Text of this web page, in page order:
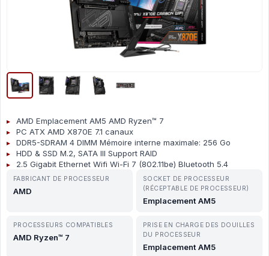
AMD Emplacement AM5 AMD Ryzen™ 7
PC ATX AMD X870E 7.1 canaux
DDR5-SDRAM 4 DIMM Mémoire interne maximale: 256 Go
HDD & SSD M.2, SATA III Support RAID
2.5 Gigabit Ethernet Wifi Wi-Fi 7 (802.11be) Bluetooth 5.4
FABRICANT DE PROCESSEUR
AMD
SOCKET DE PROCESSEUR
(RÉCEPTABLE DE PROCESSEUR)
Emplacement AM5
PROCESSEURS COMPATIBLES
AMD Ryzen™ 7
PRISE EN CHARGE DES DOUILLES
DU PROCESSEUR
Emplacement AM5